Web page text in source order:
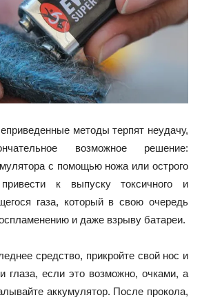
методы терпят неудачу,
возможное решение:
с помощью ножа или острого
к выпуску токсичного и
газа, который в свою очередь
и даже взрыву батареи.
средство, прикройте свой нос и
глаза, если это возможно, очками, а
аккумулятор. После прокола,